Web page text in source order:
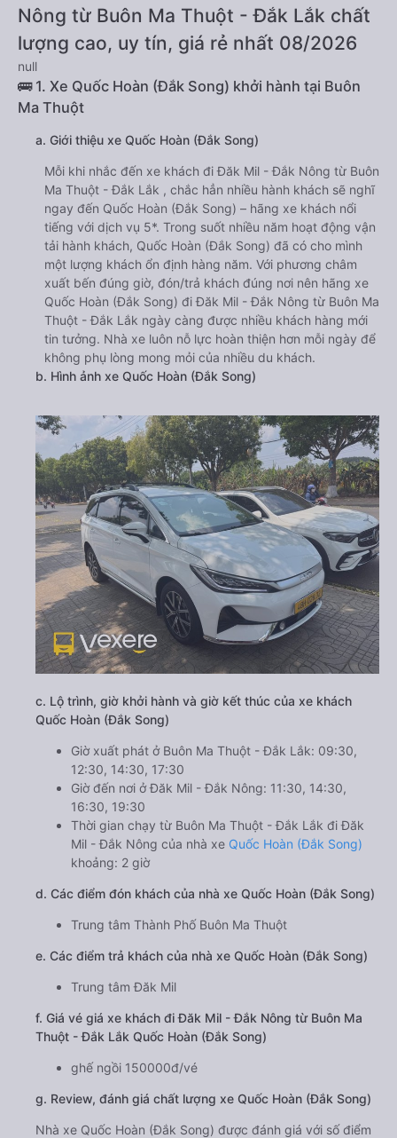
Nông từ Buôn Ma Thuột - Đắk Lắk chất
lượng cao, uy tín, giá rẻ nhất 08/2026
null
🚌 1. Xe Quốc Hoàn (Đắk Song) khởi hành tại Buôn
Ma Thuột
a. Giới thiệu xe Quốc Hoàn (Đắk Song)
Mỗi khi nhắc đến xe khách đi Đăk Mil - Đắk Nông từ Buôn
Ma Thuột - Đắk Lắk , chắc hẳn nhiều hành khách sẽ nghĩ
ngay đến Quốc Hoàn (Đắk Song) – hãng xe khách nổi
tiếng với dịch vụ 5*. Trong suốt nhiều năm hoạt động vận
tải hành khách, Quốc Hoàn (Đắk Song) đã có cho mình
một lượng khách ổn định hàng năm. Với phương châm
xuất bến đúng giờ, đón/trả khách đúng nơi nên hãng xe
Quốc Hoàn (Đắk Song) đi Đăk Mil - Đắk Nông từ Buôn Ma
Thuột - Đắk Lắk ngày càng được nhiều khách hàng mới
tin tưởng. Nhà xe luôn nỗ lực hoàn thiện hơn mỗi ngày để
không phụ lòng mong mỏi của nhiều du khách.
b. Hình ảnh xe Quốc Hoàn (Đắk Song)
c. Lộ trình, giờ khởi hành và giờ kết thúc của xe khách
Quốc Hoàn (Đắk Song)
Giờ xuất phát ở Buôn Ma Thuột - Đắk Lắk: 09:30,
12:30, 14:30, 17:30
Giờ đến nơi ở Đăk Mil - Đắk Nông: 11:30, 14:30,
16:30, 19:30
Thời gian chạy từ Buôn Ma Thuột - Đắk Lắk đi Đăk
Mil - Đắk Nông của nhà xe Quốc Hoàn (Đắk Song)
khoảng: 2 giờ
d. Các điểm đón khách của nhà xe Quốc Hoàn (Đắk Song)
Trung tâm Thành Phố Buôn Ma Thuột
e. Các điểm trả khách của nhà xe Quốc Hoàn (Đắk Song)
Trung tâm Đăk Mil
f. Giá vé giá xe khách đi Đăk Mil - Đắk Nông từ Buôn Ma
Thuột - Đắk Lắk Quốc Hoàn (Đắk Song)
ghế ngồi 150000đ/vé
g. Review, đánh giá chất lượng xe Quốc Hoàn (Đắk Song)
Nhà xe Quốc Hoàn (Đắk Song) được đánh giá với số điểm